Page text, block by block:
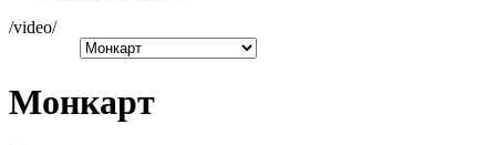
/video/
Монкарт